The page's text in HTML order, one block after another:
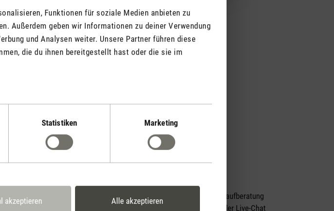
Funktionen für soziale Medien anbieten zu
Außerdem geben wir Informationen zu deiner Verwendung
und Analysen weiter. Unsere Partner führen diese
die du ihnen bereitgestellt hast oder die sie im
Statistiken Marketing
akzeptieren Alle akzeptieren
bewerten
Persönliche Kaufberatung
per Telefon oder Live-Chat